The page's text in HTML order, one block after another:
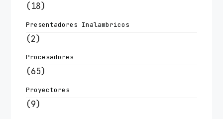
(18)
Presentadores Inalambricos
(2)
Procesadores
(65)
Proyectores
(9)